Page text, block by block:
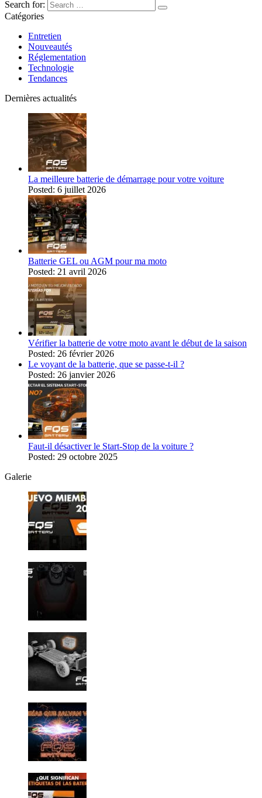
Search for:
Catégories
Entretien
Nouveautés
Réglementation
Technologie
Tendances
Dernières actualités
La meilleure batterie de démarrage pour votre voiture
Posted: 6 juillet 2026
Batterie GEL ou AGM pour ma moto
Posted: 21 avril 2026
Vérifier la batterie de votre moto avant le début de la saison
Posted: 26 février 2026
Le voyant de la batterie, que se passe-t-il ?
Posted: 26 janvier 2026
Faut-il désactiver le Start-Stop de la voiture ?
Posted: 29 octobre 2025
Galerie